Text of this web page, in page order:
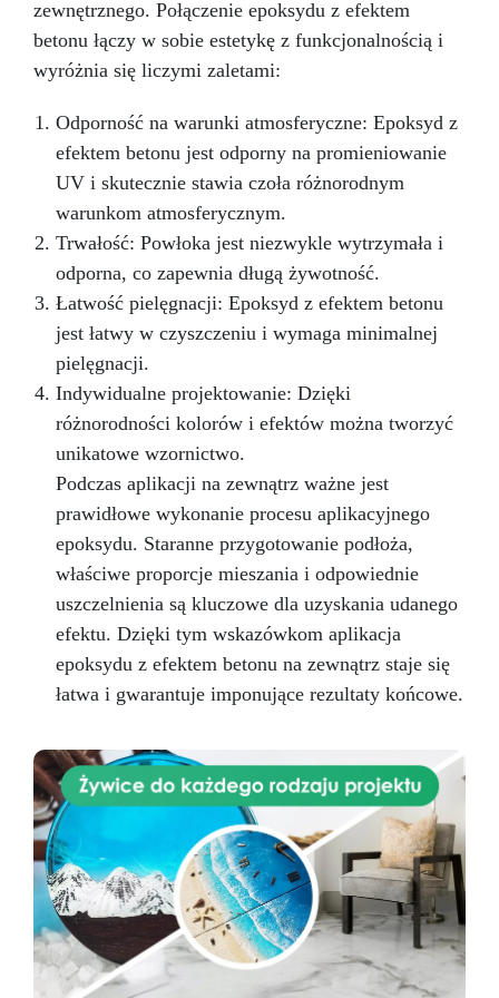
powłoki ochronne)
Przekształć swoje
pomysły w rzeczywistość – Rób rzemiosło z
Żywicą ICRYSTAL! Kup Teraz i Zanurz Się w
Świat Kreatywności!
kamieniem i innymi materiałami.
Prosty
Stosunek Mieszania 2:1 – Pożegnaj się z
trudnościami! Nasza żywica epoksydowa ma
najprostszy stosunek mieszania 2:1 według
bezproblemowy.
Masz pytania? Jako
producent oferujemy profesjonalne wsparcie: w
przypadku pytań skontaktuj się z naszym
dedykowanym zespołem wsparcia, aby uzyskać
pomoc i porady. Przezroczysta Żywica
Epoksydowa ICRYSTAL jest idealna do
Twórczości i Rękodzieła: Odlewów żywicznych
od 1 mm do 2 cm grubości (możliwe jest
tworzenie wielu warstw) Odlewów w formach
silikonowych (biżuteria, podstawki, tace)
Odlewania przedmiotów i materiałów (monety,
kamienie, muszle, korki itp.) Meblarstwa i
stolarstwa (stoły drewno-żywiczne itp.) Dzieł
sztuki, podłóg i powłok ochronnych Impregnacji
włókna szklanego i węglowego (naprawy,
powłoki ochronne)
Przekształć swoje
pomysły w rzeczywistość – Rób rzemiosło z
Żywicą ICRYSTAL! Kup Teraz i Zanurz Się w
Świat Kreatywności!
zewnętrznego. Połączenie epoksydu z efektem
betonu łączy w sobie estetykę z funkcjonalnością i
wyróżnia się liczymi zaletami:
Odporność na warunki atmosferyczne: Epoksyd z
efektem betonu jest odporny na promieniowanie
UV i skutecznie stawia czoła różnorodnym
warunkom atmosferycznym.
Trwałość: Powłoka jest niezwykle wytrzymała i
odporna, co zapewnia długą żywotność.
Łatwość pielęgnacji: Epoksyd z efektem betonu
jest łatwy w czyszczeniu i wymaga minimalnej
pielęgnacji.
Indywidualne projektowanie: Dzięki
różnorodności kolorów i efektów można tworzyć
unikatowe wzornictwo.
Podczas aplikacji na zewnątrz ważne jest
prawidłowe wykonanie procesu aplikacyjnego
epoksydu. Staranne przygotowanie podłoża,
właściwe proporcje mieszania i odpowiednie
uszczelnienia są kluczowe dla uzyskania udanego
efektu. Dzięki tym wskazówkom aplikacja
epoksydu z efektem betonu na zewnątrz staje się
łatwa i gwarantuje imponujące rezultaty końcowe.